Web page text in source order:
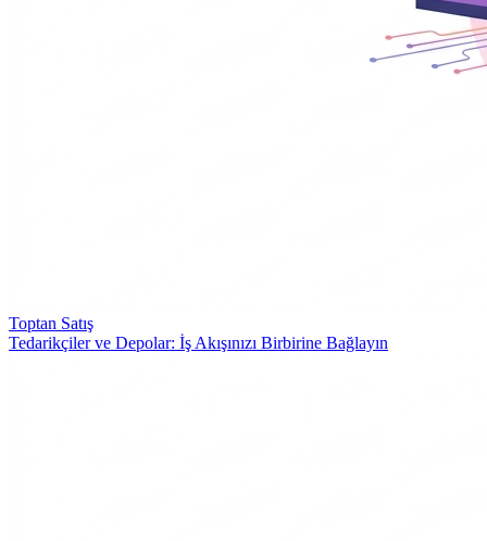
Toptan Satış
Tedarikçiler ve Depolar: İş Akışınızı Birbirine Bağlayın